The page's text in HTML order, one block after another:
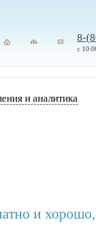
8-
с
и аналитика
и хорошо,